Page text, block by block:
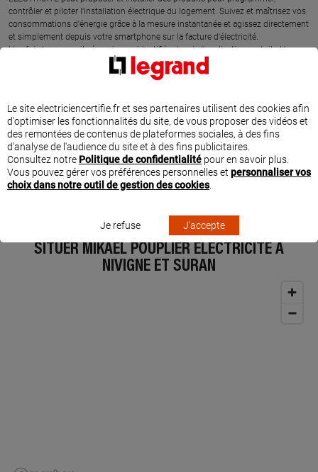
contrôler et piloter l'installation électrique du logement. Suivez et maîtrisez vos
consommations d'énergie grâce à la mesure instantanée et agissez directement
et simplement depuis votre smartphone sur la facture d'électricité.
Une fois les appareils énergivores identifiés depuis l'application gratuite Home +
Control, il est très simple d'adapter par exemple la température du chauffage
suivant un planning ou selon la météo Ecowatt, de mettre en route le chauffe-
pleinement des heures creuses. La programmation de la mise en marche des
appareils énergivores permet d'adapter la consommation aux besoins du foyer,
au bon moment, sans dépasser le contrat d'abonnement.
Ce professionnel a suivi des formations spécifiques et dédiées sur les solutions
Legrand d'efficacité énergétique. L'entreprise MIKAEL POUPLIER ELECTRICITE
est l'expert proche de chez vous pour comprendre votre consommation
électrique et agir rapidement sur votre facture.
SITUER MIKAEL POUPLIER ELECTRICITE À
NIVIGNE ET SURAN
Le site electriciencertifie.fr et ses partenaires utilisent des cookies afin
d'optimiser les fonctionnalités du site, de vous proposer des vidéos et
des remontées de contenus de plateformes sociales, à des fins
d'analyse de l'audience du site et à des fins publicitaires.
Consultez notre Politique de confidentialité pour en savoir plus.
Vous pouvez gérer vos préférences personnelles et personnaliser vos
choix dans notre outil de gestion des cookies.
Je refuse J'accepte